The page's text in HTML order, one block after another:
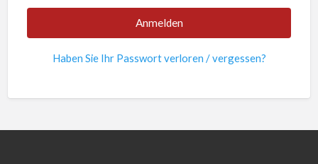
Haben Sie Ihr Passwort verloren / vergessen?